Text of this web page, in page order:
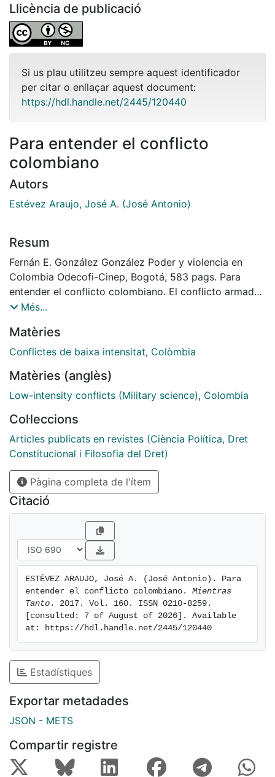
Llicència de publicació
Si us plau utilitzeu sempre aquest identificador
per citar o enllaçar aquest document:
https://hdl.handle.net/2445/120440
Para entender el conflicto
colombiano
Autors
Estévez Araujo, José A. (José Antonio)
Resum
Fernán E. González González Poder y violencia en
Colombia Odecofi-Cinep, Bogotá, 583 pags. Para
entender el conflicto colombiano. El conflicto armado
colombiano ha tenido una duración de 60 años y ha
combatiendo durante más de cincuenta años al estado
de Colombia. La guerra ha afectado a varias
consecuencias de la violencia. Ellos, sus familiares, sus
amigos han padecido algún coletazo del
Més...
Matèries
Conflictes de baixa intensitat, Colòmbia
Matèries (anglès)
Low-intensity conflicts (Military science), Colombia
Col·leccions
Articles publicats en revistes (Ciència Política, Dret
Constitucional i Filosofia del Dret)
Pàgina completa de l'ítem
Citació
ESTÉVEZ ARAUJO, José A. (José Antonio). Para
entender el conflicto colombiano. Mientras
Tanto . 2017. Vol. 160. ISSN 0210-8259.
[consulted: 7 of August of 2026]. Available
at: https://hdl.handle.net/2445/120440
Estadístiques
Exportar metadades
JSON - METS
Compartir registre